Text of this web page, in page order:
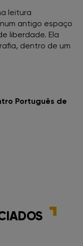
leitura
antigo espaço
liberdade. Ela
dentro de um
Português de